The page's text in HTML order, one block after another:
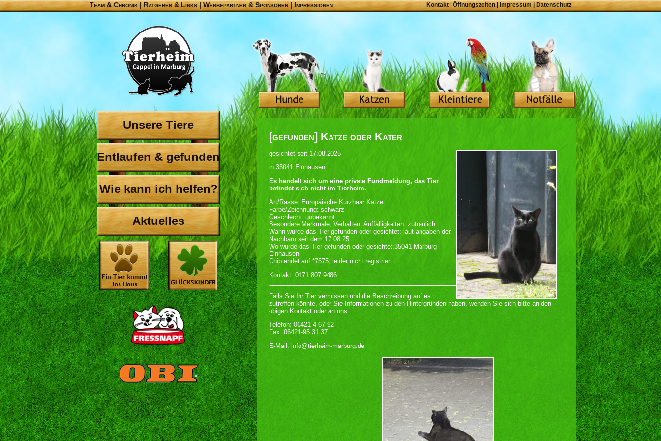
Team & Chronik |Ratgeber & Links|Werbepartner & Sponsoren|Impressionen Kontakt Öffnungszeiten| Impressum|Datenschutz
Unsere Tiere
Entlaufen & gefunden
Wie kann ich helfen?
Aktuelles
[gefunden] Katze oder Kater
gesichtet seit 17.08.2025
in 35041 Elnhausen
Es handelt sich um eine private Fundmeldung, das Tier
befindet sich nicht im Tierheim.
Art/Rasse: Europäische Kurzhaar Katze
Farbe/Zeichnung: schwarz
Geschlecht: unbekannt
Besondere Merkmale, Verhalten, Auffälligkeiten: zutraulich
Wann wurde das Tier gefunden oder gesichtet: laut angaben der
Nachbarn seit dem 17.08.25
Wo wurde das Tier gefunden oder gesichtet:35041 Marburg-
Elnhausen
Chip endet auf *7575, leider nicht registriert
Kontakt: 0171 807 9486
Falls Sie Ihr Tier vermissen und die Beschreibung auf es
zutreffen könnte, oder Sie Informationen zu den Hintergründen haben, wenden Sie sich bitte an den
obigen Kontakt oder an uns:
Telefon: 06421-4 67 92
Fax: 06421-95 31 37
E-Mail: info@tierheim-marburg.de